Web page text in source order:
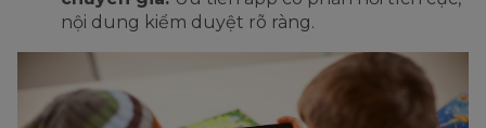
nội dung kiểm duyệt rõ ràng.